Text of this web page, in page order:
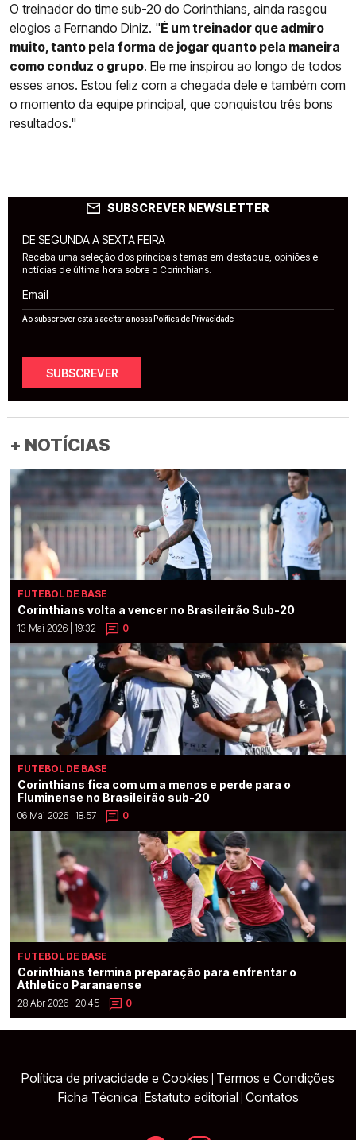
O treinador do time sub-20 do Corinthians, ainda rasgou
elogios a Fernando Diniz. "É um treinador que admiro
muito, tanto pela forma de jogar quanto pela maneira
como conduz o grupo. Ele me inspirou ao longo de todos
esses anos. Estou feliz com a chegada dele e também com
o momento da equipe principal, que conquistou três bons
resultados."
SUBSCREVER NEWSLETTER
DE SEGUNDA A SEXTA FEIRA
Receba uma seleção dos principais temas em destaque, opiniões e
notícias de última hora sobre o Corinthians.
Email
Ao subscrever está a aceitar a nossa Política de Privacidade
SUBSCREVER
+ NOTÍCIAS
FUTEBOL DE BASE
Corinthians volta a vencer no Brasileirão Sub-20
13 Mai 2026 | 19:32 0
FUTEBOL DE BASE
Corinthians fica com um a menos e perde para o
Fluminense no Brasileirão sub-20
06 Mai 2026 | 18:57 0
FUTEBOL DE BASE
Corinthians termina preparação para enfrentar o
Athletico Paranaense
28 Abr 2026 | 20:45 0
Política de privacidade e Cookies Termos e Condições
Ficha Técnica Estatuto editorial Contatos